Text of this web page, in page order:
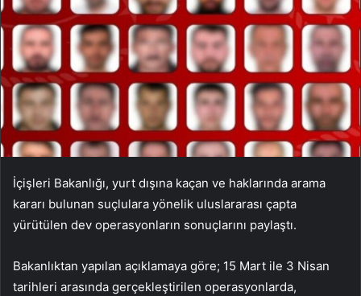
İçişleri Bakanlığı, yurt dışına kaçan ve haklarında arama
kararı bulunan suçlulara yönelik uluslararası çapta
yürütülen dev operasyonların sonuçlarını paylaştı.
Bakanlıktan yapılan açıklamaya göre; 15 Mart ile 3 Nisan
tarihleri arasında gerçekleştirilen operasyonlarda,